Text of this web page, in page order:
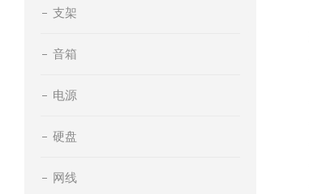
支架
音箱
电源
硬盘
网线